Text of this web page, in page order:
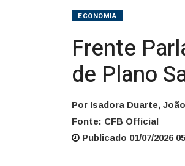
ECONOMIA
Frente
de Plano
Por Isadora Duarte,
Fonte: CFB Official
Publicado 01/07/2026